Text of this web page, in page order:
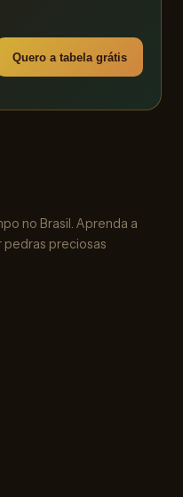
Quero a tabela grátis
no Brasil. Aprenda a
preciosas